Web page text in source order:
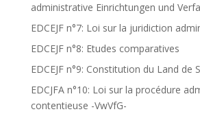
administrative Einrichtungen und
EDCEJF n°7: Loi sur la juridiction
EDCEJF n°8: Etudes comparatives
EDCEJF n°9: Constitution du Land de
EDCJFA n°10: Loi sur la procédure
contentieuse -VwVfG-